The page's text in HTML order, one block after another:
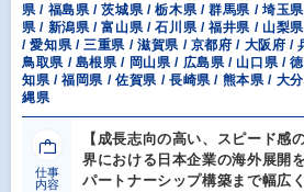
県 / 福島県 / 茨城県 / 栃木県 / 群馬県 / 埼玉
県 / 新潟県 / 富山県 / 石川県 / 福井県 / 山梨
/ 愛知県 / 三重県 / 滋賀県 / 京都府 / 大阪府 /
鳥取県 / 島根県 / 岡山県 / 広島県 / 山口県 /
知県 / 福岡県 / 佐賀県 / 長崎県 / 熊本県 / 大
縄県
仕事
内容
【成長志向の高い、スピード
界における日本企業の海外展開
パートナーシップ構築まで幅広